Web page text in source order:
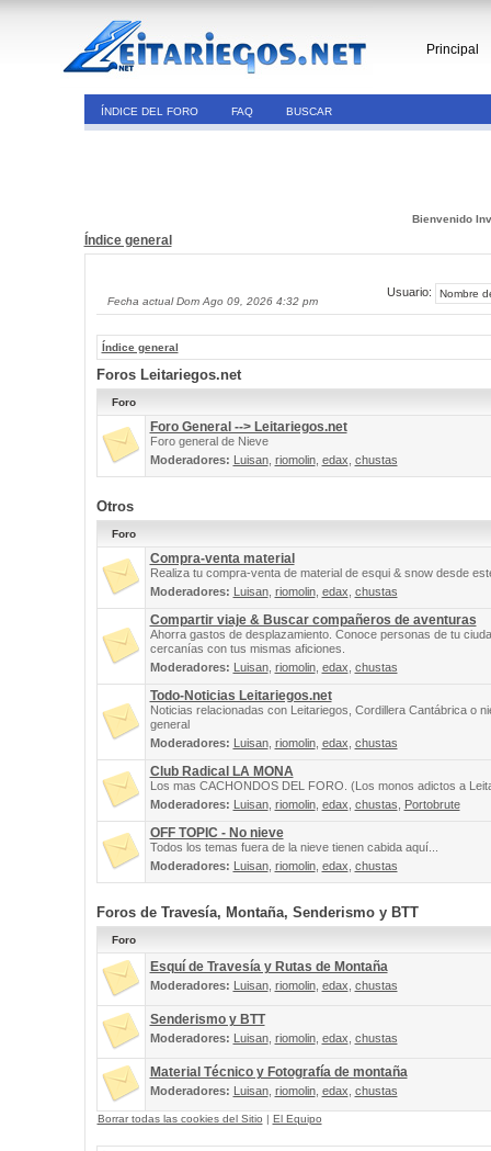
Principal
ÍNDICE DEL FORO FAQ BUSCAR
Bienvenido
Índice general
Fecha actual Dom Ago 09, 2026 4:32 pm
Usuario:
Índice general
Foros Leitariegos.net
Foro
Foro General --> Leitariegos.net
Foro general de Nieve
Moderadores: Luisan, riomolin, edax chustas
Otros
Foro
Compra-venta material
Realiza tu compra-venta de material de esqui & snow desde
Moderadores: Luisan, riomolin, edax chustas
Compartir viaje & Buscar compañeros de aventuras
Ahorra gastos de desplazamiento. Conoce personas de tu
cercanías con tus mismas aficiones.
Moderadores: Luisan, riomolin, edax chustas
Todo-Noticias Leitariegos.net
Noticias relacionadas con Leitariegos, Cordillera Cantábrica o
general
Moderadores: Luisan, riomolin, edax chustas
Club Radical LA MONA
Los mas CACHONDOS DEL FORO. (Los monos adictos a
Moderadores: Luisan, riomolin, edax chustas Portobrute
OFF TOPIC - No nieve
Todos los temas fuera de la nieve tienen cabida aquí...
Moderadores: Luisan, riomolin, edax chustas
Foros de Travesía, Montaña, Senderismo y BTT
Foro
Esquí de Travesía y Rutas de Montaña
Moderadores: Luisan, riomolin, edax chustas
Senderismo y BTT
Moderadores: Luisan, riomolin, edax chustas
Material Técnico y Fotografía de montaña
Moderadores: Luisan, riomolin, edax chustas
Borrar todas las cookies del Sitio | El Equipo